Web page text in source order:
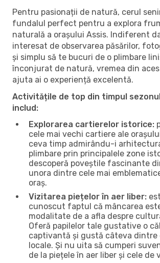
Pentru pasionații de natură, cerul
fundalul perfect pentru a explora
naturală a orașului Assis. Indiferent
interesat de observarea păsărilor,
și simplu să te bucuri de o plimbare
înconjurat de natură, vremea din
ajuta ai o experiență excelentă.
Activitățile de top din timpul
includ:
Explorarea cartierelor istorice:
cele mai vechi cartiere ale
ceva timp admirându-i
plimbare prin principalele zone
descoperă poveștile fascinante
unora dintre cele mai
oraș.
Vizitarea piețelor în aer liber:
cunoscut faptul că mâncarea
modalitate de a afla despre
Oferă papilelor tale gustative o
captivantă și gustă câteva dintre
locale. Și nu uita să cumperi
de la piețele în aer liber și cele de